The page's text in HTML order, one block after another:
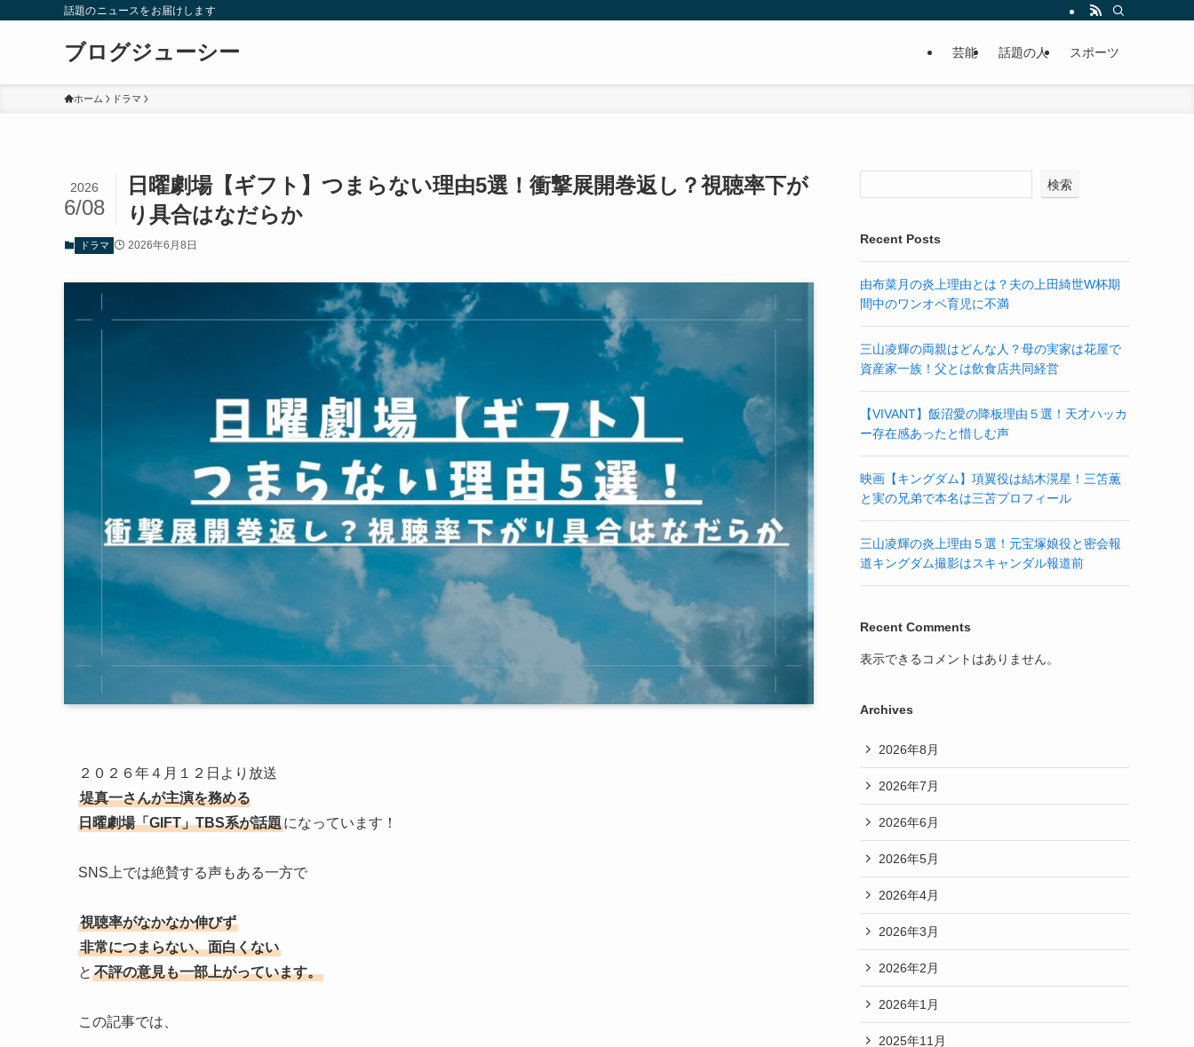
話題のニュースをお届けします
ブログジューシー 芸能 話題の人 スポーツ
ホーム ドラマ
日曜劇場【ギフト】つまらない理由5選！衝撃展開巻返し？視聴率下が
り具合はなだらか
2026
6/08
ドラマ 2026年6月8日
２０２６年４月１２日より放送
堤真一さんが主演を務める
日曜劇場「GIFT」TBS系が話題になっています！
SNS上では絶賛する声もある一方で
視聴率がなかなか伸びず
非常につまらない、面白くない
と 不評の意見も一部上がっています。
この記事では、
検索
Recent Posts
由布菜月の炎上理由とは？夫の上田綺世W杯期
間中のワンオペ育児に不満
三山凌輝の両親はどんな人？母の実家は花屋で
資産家一族！父とは飲食店共同経営
【VIVANT】飯沼愛の降板理由５選！天才ハッカ
ー存在感あったと惜しむ声
映画【キングダム】項翼役は結木滉星！三笘薫
と実の兄弟で本名は三苫プロフィール
三山凌輝の炎上理由５選！元宝塚娘役と密会報
道キングダム撮影はスキャンダル報道前
Recent Comments
表示できるコメントはありません。
Archives
2026年8月
2026年7月
2026年6月
2026年5月
2026年4月
2026年3月
2026年2月
2026年1月
2025年11月